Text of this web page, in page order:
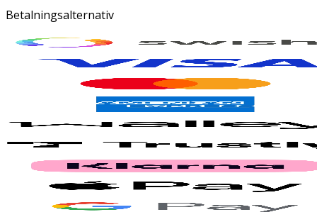
Betalningsalternativ